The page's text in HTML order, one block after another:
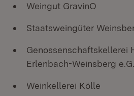
Weingut GravinO
Staatsweingüter
Genossenschaftskellerei
Erlenbach-Weinsberg e.G.
Weinkellerei Kölle